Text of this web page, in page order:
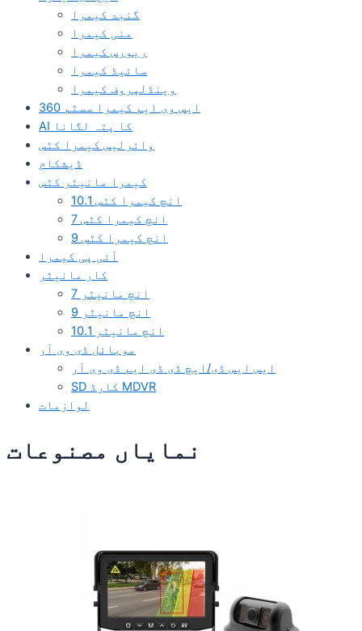
گنبد کیمرا
منی کیمرا
ریورس کیمرا
سائیڈ کیمرا
وینڈلپروف کیمرا
360 ایس وی ایم کیمرا سسٹم
AI کا پتہ لگانا
وائرلیس کیمرا کٹس
ڈیشکام
کیمرا مانیٹر کٹس
10.1 انچ کیمرا کٹس
7 انچ کیمرا کٹس
9 انچ کیمرا کٹس
آئی پی کیمرا
کار مانیٹر
7 انچ مانیٹر
9 انچ مانیٹر
10.1 انچ مانیٹر
موبائل ڈی وی آر
ایس ایس ڈی/ایچ ڈی ڈی ایم ڈی وی آر
SD کارڈ MDVR
لوازمات
نمایاں مصنوعات